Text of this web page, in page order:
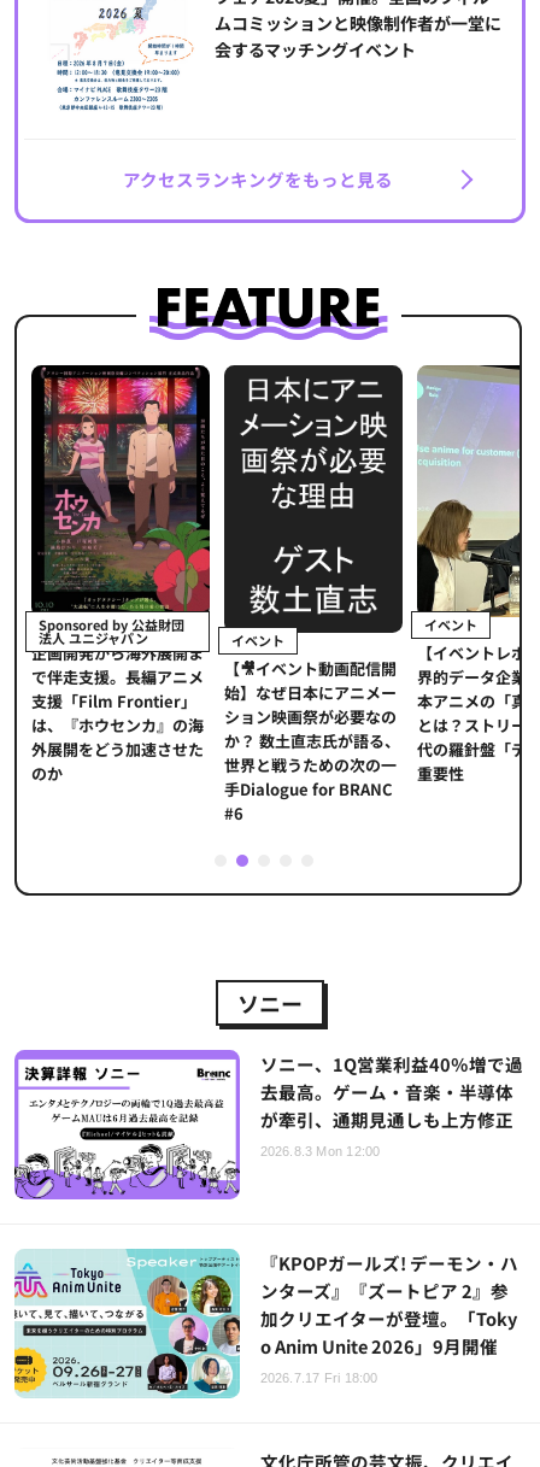
ムコミッションと映像制作者が一堂に
会するマッチングイベント
アクセスランキングをもっと見る
Sponsored by 公益財団
法人 ユニジャパン
企画開発から海外展開ま
で伴走支援。長編アニメ
支援「Film Frontier」
は、『ホウセンカ』の海
外展開をどう加速させた
のか
イベント
【🎥イベント動画配信開
始】なぜ日本にアニメー
ション映画祭が必要なの
か？ 数土直志氏が語る、
世界と戦うための次の一
手Dialogue for BRANC
#6
イベント
【イベントレポ
界的データ企業
本アニメの「真
とは？ストリー
代の羅針盤「デ
重要性
2
ソニー
ソニー、1Q営業利益40％増で過
去最高。ゲーム・音楽・半導体
が牽引、通期見通しも上方修正
2026.8.3 Mon 12:00
『KPOPガールズ! デーモン・ハ
ンターズ』『ズートピア 2』参
加クリエイターが登壇。「Toky
o Anim Unite 2026」9月開催
2026.7.17 Fri 18:00